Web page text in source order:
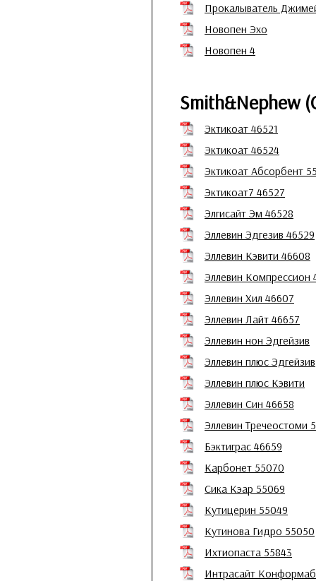
Прокалыватель
Новопен Эхо
Новопен 4
Smith&Nephew
Эктикоат 46521
Эктикоат 46524
Эктикоат Абсорбент
Эктикоат7 46527
Элгисайт Эм 46528
Эллевин Эдгезив 46529
Эллевин Кэвити 46608
Эллевин Компрессион
Эллевин Хил 46607
Эллевин Лайт 46657
Эллевин нон Эдгейзив
Эллевин плюс Эдгейзив
Эллевин плюс Кэвити
Эллевин Син 46658
Эллевин Тречеостоми
Бэктиграс 46659
Карбонет 55070
Сика Кэар 55069
Кутицерин 55049
Кутинова Гидро 55050
Ихтиопаста 55843
Интрасайт